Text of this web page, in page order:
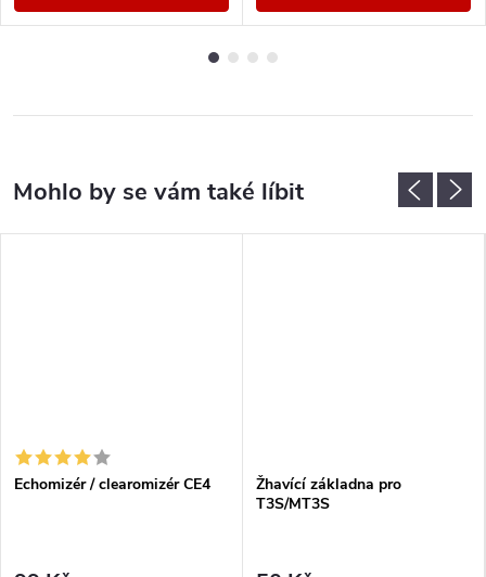
Echomizér / clearomizér CE4
Žhavící základna pro
T3S/MT3S